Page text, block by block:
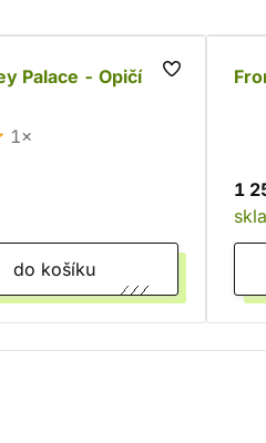
Palace - Opičí
1×
do košíku
1